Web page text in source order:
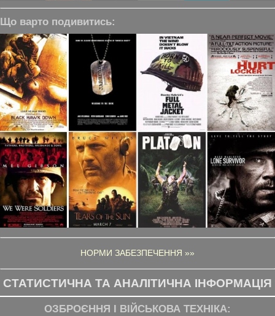
Що варто подивитись:
НОРМИ ЗАБЕЗПЕЧЕННЯ »»
СТАТИСТИЧНА ТА АНАЛІТИЧНА ІНФОРМАЦІЯ
ОЗБРОЄННЯ І ВІЙСЬКОВА ТЕХНІКА: